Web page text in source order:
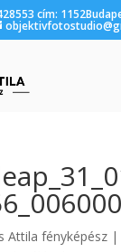
cím:
Attila fényképész|